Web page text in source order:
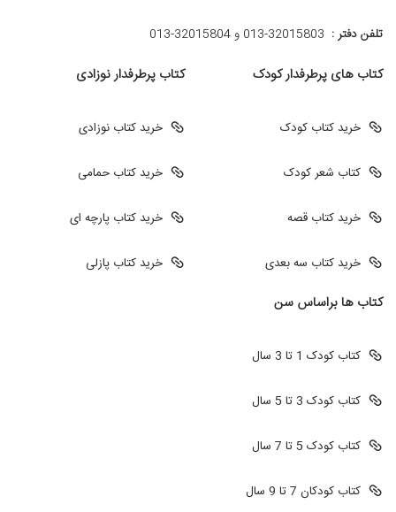
تلفن دفتر : 013-32015803 و 32015804-013
کتاب های پرطرفدار کودک
خرید کتاب کودک
کتاب شعر کودک
خرید کتاب قصه
خرید کتاب سه بعدی
کتاب پرطرفدار نوزادی
خرید کتاب نوزادی
خرید کتاب حمامی
خرید کتاب پارچه ای
خرید کتاب پازلی
کتاب ها براساس سن
کتاب کودک 1 تا 3 سال
کتاب کودک 3 تا 5 سال
کتاب کودک 5 تا 7 سال
کتاب کودکان 7 تا 9 سال